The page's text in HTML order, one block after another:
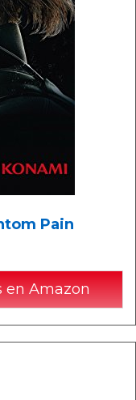
Pain
en Amazon